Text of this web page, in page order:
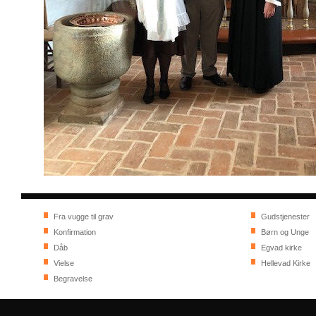
Fra vugge til grav
Konfirmation
Dåb
Vielse
Begravelse
Gudstjenester
Børn og Unge
Egvad kirke
Hellevad Kirke